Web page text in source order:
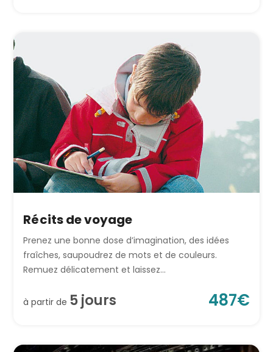
Récits de voyage
Prenez une bonne dose d’imagination, des idées
fraîches, saupoudrez de mots et de couleurs.
Remuez délicatement et laissez...
à partir de 5jours 487€